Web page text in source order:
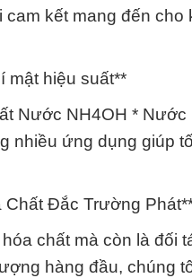
kết mang đến
mật hiệu suất**
Nước NH4OH *
nhiều ứng dụng giúp
Chất Đắc Trường
chất mà còn là đối
hàng đầu, chúng